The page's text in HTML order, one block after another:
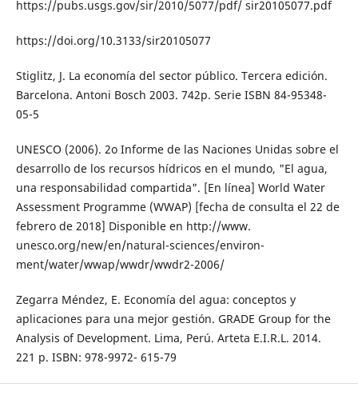
https://pubs.usgs.gov/sir/2010/5077/pdf/ sir20105077.pdf
https://doi.org/10.3133/sir20105077
Stiglitz, J. La economía del sector público. Tercera edición.
Barcelona. Antoni Bosch 2003. 742p. Serie ISBN 84-95348-
05-5
UNESCO (2006). 2o Informe de las Naciones Unidas sobre el
desarrollo de los recursos hídricos en el mundo, "El agua,
una responsabilidad compartida". [En línea] World Water
Assessment Programme (WWAP) [fecha de consulta el 22 de
febrero de 2018] Disponible en http://www.
unesco.org/new/en/natural-sciences/environ-
ment/water/wwap/wwdr/wwdr2-2006/
Zegarra Méndez, E. Economía del agua: conceptos y
aplicaciones para una mejor gestión. GRADE Group for the
Analysis of Development. Lima, Perú. Arteta E.I.R.L. 2014.
221 p. ISBN: 978-9972- 615-79